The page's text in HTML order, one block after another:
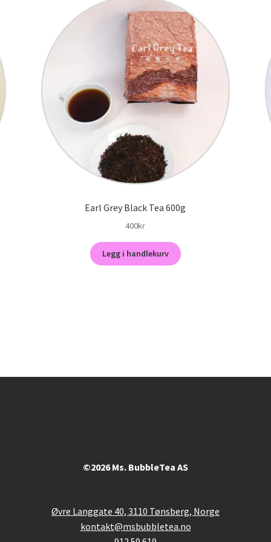
Earl Grey Black Tea 600g
400kr
Legg i handlekurv
©2026 Ms. BubbleTea AS
Øvre Langgate 40, 3110 Tønsberg, Norge
kontakt@msbubbletea.no